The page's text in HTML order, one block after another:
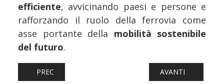
efficiente, avvicinando paesi e persone e
rafforzando il ruolo della ferrovia come
asse portante della mobilità sostenibile
del futuro.
ARTICOLO PRECEDENTE: FERROVIE: QUALE FUTURO
PREC ARTICOLO
AVANTI